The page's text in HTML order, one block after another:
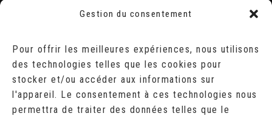
Gestion du consentement
Pour offrir les meilleures expériences, nous utilisons
des technologies telles que les cookies pour
stocker et/ou accéder aux informations sur
l'appareil. Le consentement à ces technologies nous
permettra de traiter des données telles que le
ÉVÈNEMENTS
AOÛT 2026
L M M J V S
D
1
2
3
4 5 6 7 8
9
10 11 12 13 14 15
16